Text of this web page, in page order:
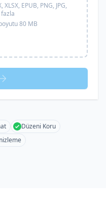
XLSX, EPUB, PNG, JPG,
80 MB
Düzeni Koru